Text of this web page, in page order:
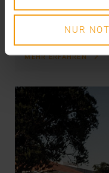
NUR
VISUS HEALTH IT
MEHR ERFAHREN